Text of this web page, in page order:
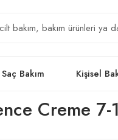
Saç Bakım Kişisel
Creme